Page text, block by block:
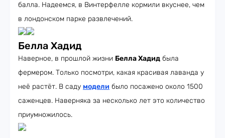
балла. Надеемся, в Винтерфелле кормили вкуснее, чем
в лондонском парке развлечений.
Белла Хадид
Наверное, в прошлой жизни Белла Хадид была
фермером. Только посмотри, какая красивая лаванда у
неё растёт. В саду модели было посажено около 1500
саженцев. Наверняка за несколько лет это количество
приумножилось.